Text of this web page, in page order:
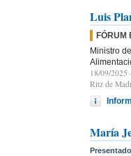
Luis
FÓRUM
Ministro
18/09/2025
Ritz de
María